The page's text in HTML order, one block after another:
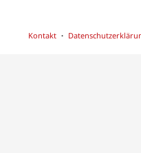
Kontakt